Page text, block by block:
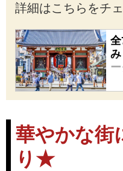
詳細はこちらをチ
ぐ
の
ム
華やかな街
り★